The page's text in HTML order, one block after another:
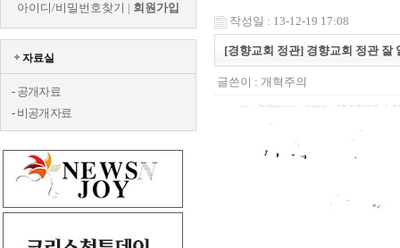
아이디/비밀번호찾기 | 회원가입
자료실
- 공개자료
- 비공개자료
작성일 : 13-12-19 17:08
[경향교회 정관] 경향교회 정관 잘
글쓴이 : 개혁주의